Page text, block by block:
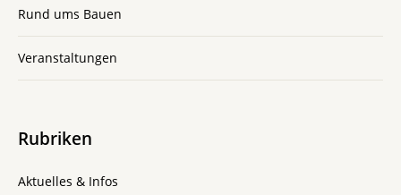
Rund ums Bauen
Veranstaltungen
Rubriken
Aktuelles & Infos